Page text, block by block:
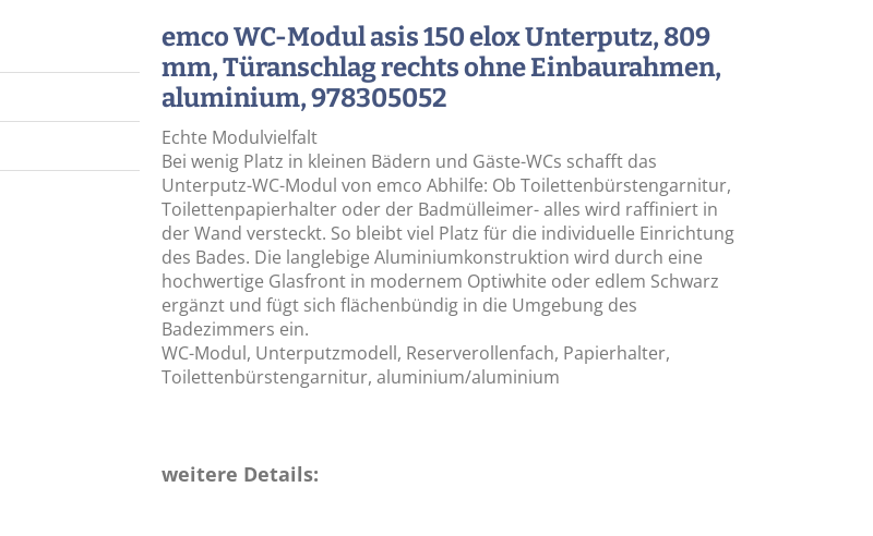
emco WC-Modul asis 150 elox Unterputz, 809
mm, Türanschlag rechts ohne Einbaurahmen,
aluminium, 978305052
Echte Modulvielfalt
Bei wenig Platz in kleinen Bädern und Gäste-WCs schafft das
Unterputz-WC-Modul von emco Abhilfe: Ob Toilettenbürstengarnitur,
Toilettenpapierhalter oder der Badmülleimer- alles wird raffiniert in
der Wand versteckt. So bleibt viel Platz für die individuelle Einrichtung
des Bades. Die langlebige Aluminiumkonstruktion wird durch eine
hochwertige Glasfront in modernem Optiwhite oder edlem Schwarz
ergänzt und fügt sich flächenbündig in die Umgebung des
Badezimmers ein.
WC-Modul, Unterputzmodell, Reserverollenfach, Papierhalter,
Toilettenbürstengarnitur, aluminium/aluminium
weitere Details: